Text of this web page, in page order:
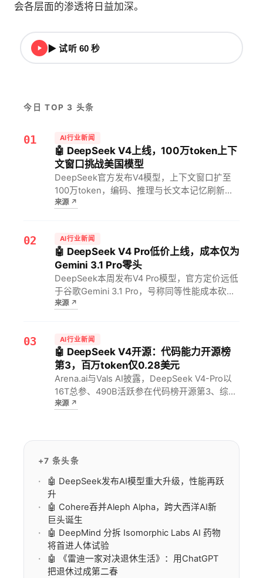
会各层面的渗透将日益加深。
▶ 试听 60 秒
今日 TOP 3 头条
01 AI行业新闻
🤖 DeepSeek V4上线，100万token上下
文窗口挑战美国模型
DeepSeek官方发布V4模型，上下文窗口扩至
100万token，编码、推理与长文本记忆刷新纪
录。对开发者意味着单轮可塞入整部代码库或长
来源↗
02 AI行业新闻
🤖 DeepSeek V4 Pro低价上线，成本仅为
Gemini 3.1 Pro零头
DeepSeek本周发布V4 Pro模型，官方定价远低
于谷歌Gemini 3.1 Pro，号称同等性能成本砍至
1/5。对开发者与企业而言，这意味着AI调用门
来源↗
03 AI行业新闻
🤖 DeepSeek V4开源：代码能力开源榜
第3，百万token仅0.28美元
Arena.ai与Vals AI披露，DeepSeek V4-Pro以
16T总参、490B活跃参在代码榜开源第3、综合
第2，输出价0.28美元/百万token。对开发者意
来源↗
+7 条头条
🤖 DeepSeek发布AI模型重大升级，性能再跃
升
🤖 Cohere吞并Aleph Alpha，跨大西洋AI新
巨头诞生
🤖 DeepMind 分拆 Isomorphic Labs AI 药物
将首进人体试验
🤖 《雷迪一家对决退休生活》：用ChatGPT
把退休过成第二春